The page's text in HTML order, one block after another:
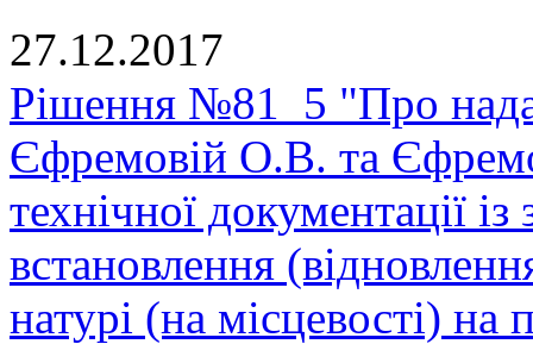
27.12.2017
Рішення №81_5 "Про
Єфремовій О.В. та
технічної документації
встановлення
натурі (на місцевості) на